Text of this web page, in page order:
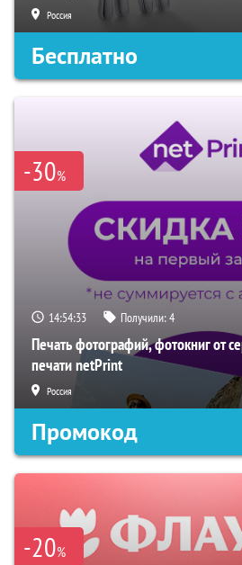
Россия
Бесплатно
-30%
14:54:32 Получили:4
Печать фотографий, фотокниг от
печати netPrint
Россия
Промокод
-20%